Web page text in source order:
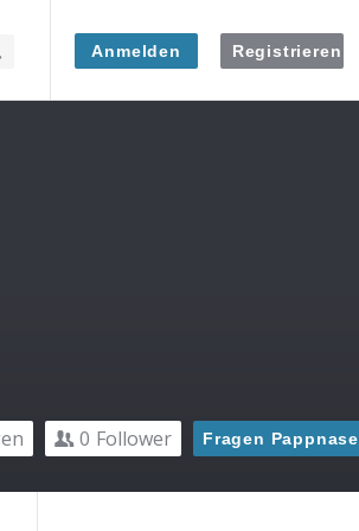
Anmelden Registrieren
Fragen Pappnase
0 Follower
Seitenleiste